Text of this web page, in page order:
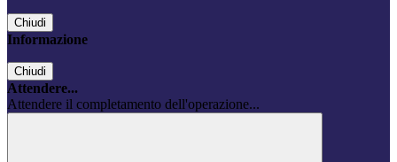
Chiudi
Informazione
Chiudi
Attendere...
Attendere il completamento dell'operazione...